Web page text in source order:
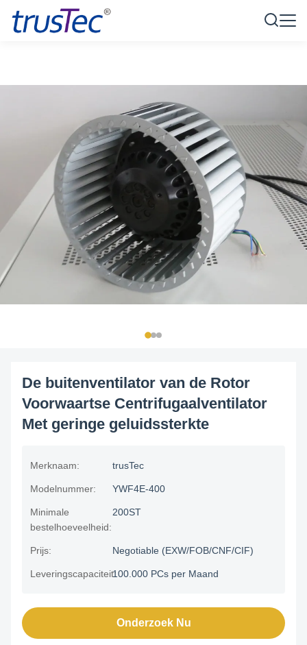
De buitenventilator van de Rotor
Voorwaartse Centrifugaalventilator
Met geringe geluidssterkte
Merknaam: trusTec
Modelnummer: YWF4E-400
Minimale
bestelhoeveelheid:
200ST
Prijs: Negotiable (EXW/FOB/CNF/CIF)
Leveringscapaciteit:100.000 PCs per Maand
Onderzoek Nu